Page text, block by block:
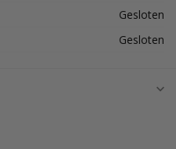
Gesloten
Gesloten